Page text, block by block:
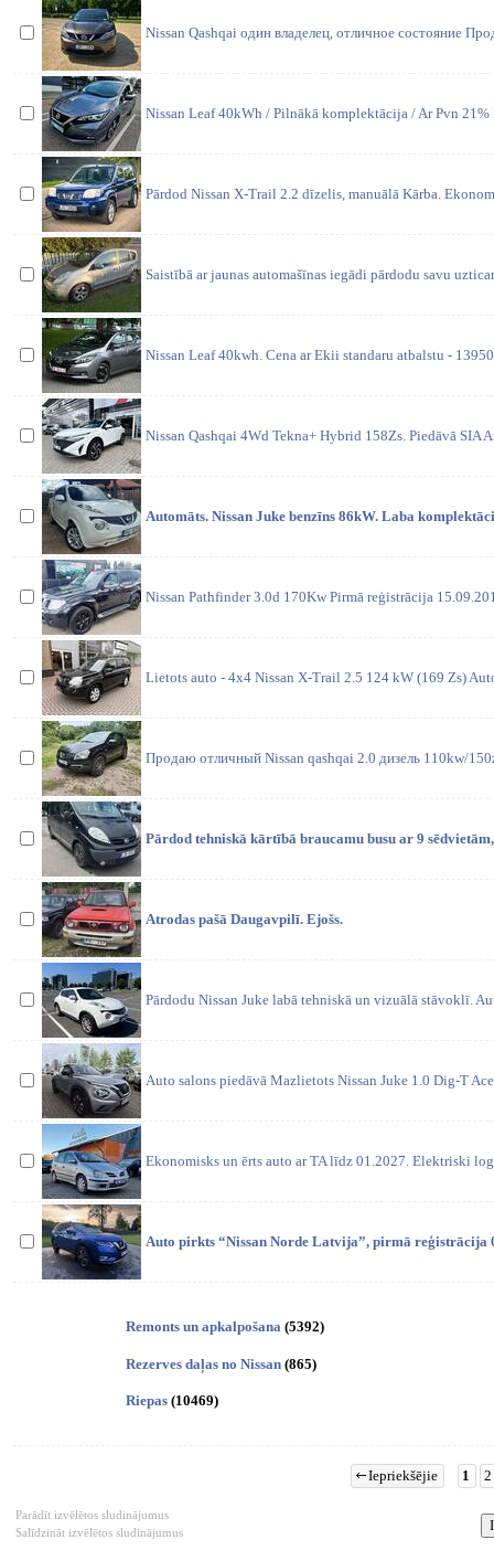
Nissan Qashqai один владелец, отличное состояние
Nissan Leaf 40kWh / Pilnākā komplektācija / Ar Pvn
Pārdod Nissan X-Trail 2.2 dīzelis, manuālā Kārba.
Saistībā ar jaunas automašīnas iegādi pārdodu savu
Nissan Leaf 40kwh. Cena ar Ekii standaru atbalstu -
Nissan Qashqai 4Wd Tekna+ Hybrid 158Zs. Piedāvā SIA
Automāts. Nissan Juke benzīns 86kW. Laba
Nissan Pathfinder 3.0d 170Kw Pirmā reģistrācija
Lietots auto - 4x4 Nissan X-Trail 2.5 124 kW (169 Zs)
Продаю отличный Nissan qashqai 2.0 дизель 110kw/
Pārdod tehniskā kārtībā braucamu busu ar 9
Atrodas pašā Daugavpilī. Ejošs.
Pārdodu Nissan Juke labā tehniskā un vizuālā stāvoklī.
Auto salons piedāvā Mazlietots Nissan Juke 1.0 Dig-T
Ekonomisks un ērts auto ar TA līdz 01.2027. Elektriski
Auto pirkts “Nissan Norde Latvija”, pirmā reģistrācija
Remonts un apkalpošana (5392)
Rezerves daļas no Nissan (865)
Riepas (10469)
Iepriekšējie 1 2
Parādīt izvēlētos sludinājumus
Salīdzināt izvēlētos sludinājumus